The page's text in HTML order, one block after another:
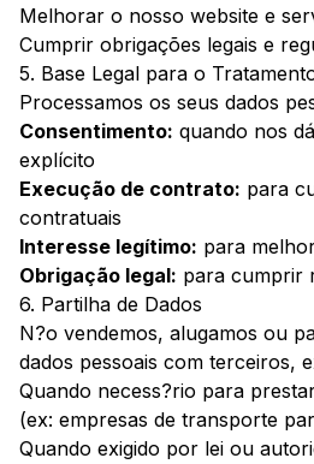
Melhorar o nosso website e
Cumprir obrigações legais e
5. Base Legal para o
Processamos os seus dados
Consentimento: quando nos
explícito
Execução de contrato: para
contratuais
Interesse legítimo: para
Obrigação legal: para cumprir
6. Partilha de Dados
N?o vendemos, alugamos ou
dados pessoais com terceiros,
Quando necess?rio para
(ex: empresas de transporte
Quando exigido por lei ou